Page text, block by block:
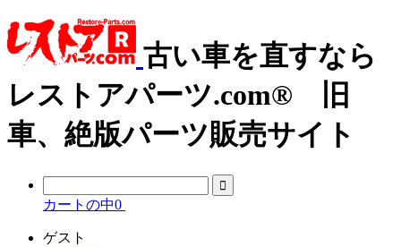
古い車を直すなら
レストアパーツ.com® 旧
車、絶版パーツ販売サイト
カートの中0
ゲスト